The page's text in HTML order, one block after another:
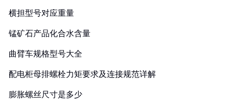
横担型号对应重量
锰矿石产品化合水含量
曲臂车规格型号大全
配电柜母排螺栓力矩要求及连接规范详解
膨胀螺丝尺寸是多少